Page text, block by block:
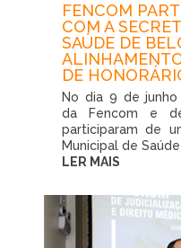
FENCOM
COM A
SAÚDE DE
DE
No dia 9 de
da Fencom e
participaram de
Municipal de
LER MAIS